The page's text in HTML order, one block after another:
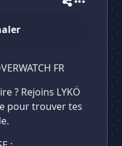
Overwatch afin
!
FR
? Rejoins LYKÖ
pour trouver tes